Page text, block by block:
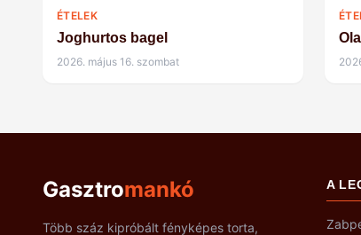
ÉTELEK
Joghurtos bagel
2026. május 16. szombat
Gasztromankó
Több száz kipróbált fényképes torta,
A